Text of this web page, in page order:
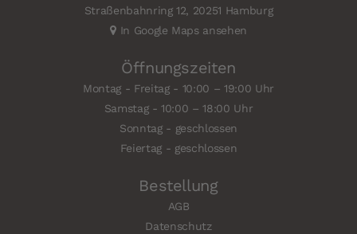
Straßenbahnring 12, 20251 Hamburg
In Google Maps ansehen
Öffnungszeiten
Montag - Freitag - 10:00 – 19:00 Uhr
Samstag - 10:00 – 18:00 Uhr
Sonntag - geschlossen
Feiertag - geschlossen
Bestellung
AGB
Datenschutz